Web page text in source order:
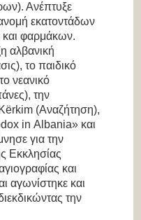
Ανέπτυξε
εκατοντάδων
και φαρμάκων.
αλβανική
το παιδικό
νεανικό
την
(Αναζήτηση),
in Albania» και
για την
Εκκλησίας
και
αγωνίστηκε και
την